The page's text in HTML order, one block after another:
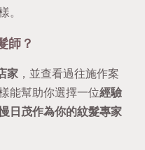
。
師？
家 ，並查看過往施作案
能幫助你選擇一位經驗
日茂作為你的紋髮專家